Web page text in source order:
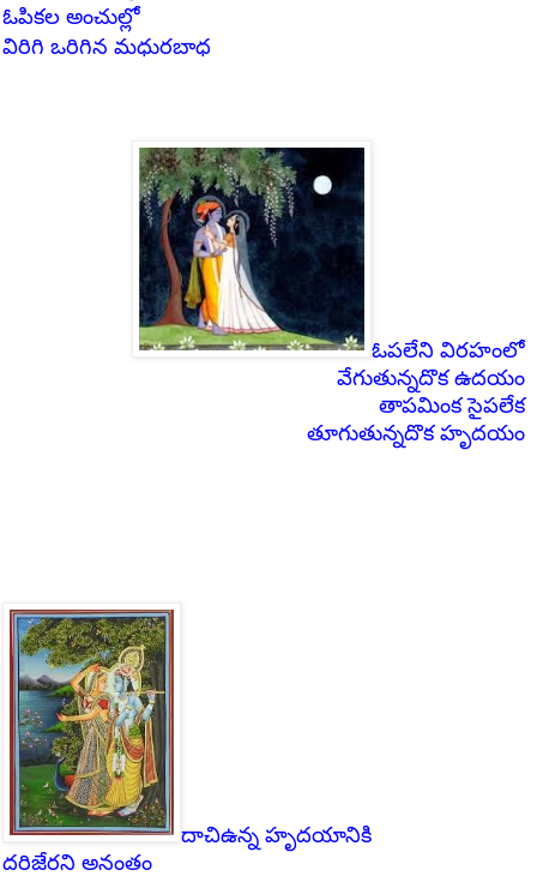
ఓపికల అంచుల్లో
విరిగి ఒరిగిన మధురబాధ
ఓపలేని విరహంలో
వేగుతున్నదొక ఉదయం
తాపమింక సైపలేక
తూగుతున్నదొక హృదయం
దాచిఉన్న హృదయానికి
దరిజేరని అనంతం